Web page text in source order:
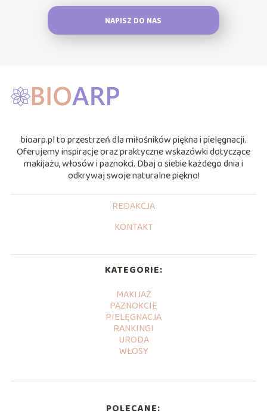
NAPISZ DO NAS
bioarp.pl to przestrzeń dla miłośników piękna i pielęgnacji.
Oferujemy inspiracje oraz praktyczne wskazówki dotyczące
makijażu, włosów i paznokci. Dbaj o siebie każdego dnia i
odkrywaj swoje naturalne piękno!
REDAKCJA
KONTAKT
KATEGORIE:
MAKIJAŻ
PAZNOKCIE
PIELĘGNACJA
RANKINGI
URODA
WŁOSY
POLECANE: